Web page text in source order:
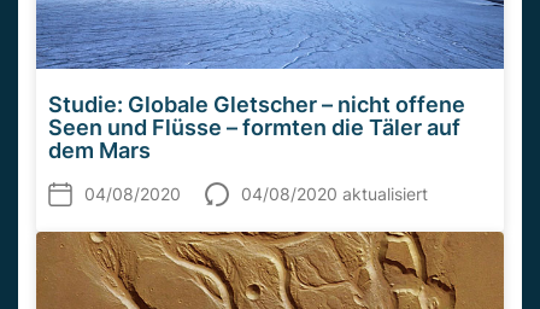
Studie: Globale Gletscher – nicht offene
Seen und Flüsse – formten die Täler auf
dem Mars
04/08/2020 04/08/2020 aktualisiert